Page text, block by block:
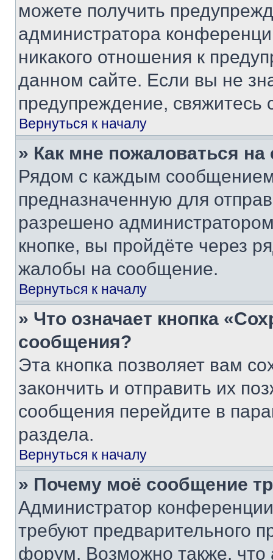
можете получить
администратора
никакого отношения к
данном сайте. Если вы не
предупреждение,
Вернуться к началу
» Как мне пожаловаться
Рядом с каждым сообщением
предназначенную для
разрешено
кнопке, вы пройдёте через
жалобы на сообщение.
Вернуться к началу
» Что означает кнопка
сообщения?
Эта кнопка позволяет вам
закончить и отправить их
сообщения перейдите в
раздела.
Вернуться к началу
» Почему моё сообщение
Администратор
требуют предварительного
форум. Возможно также, что